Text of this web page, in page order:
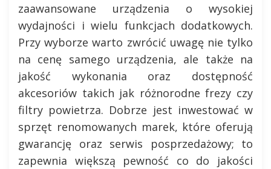
zaawansowane urządzenia o wysokiej
wydajności i wielu funkcjach dodatkowych.
Przy wyborze warto zwrócić uwagę nie tylko
na cenę samego urządzenia, ale także na
jakość wykonania oraz dostępność
akcesoriów takich jak różnorodne frezy czy
filtry powietrza. Dobrze jest inwestować w
sprzęt renomowanych marek, które oferują
gwarancję oraz serwis posprzedażowy; to
zapewnia większą pewność co do jakości